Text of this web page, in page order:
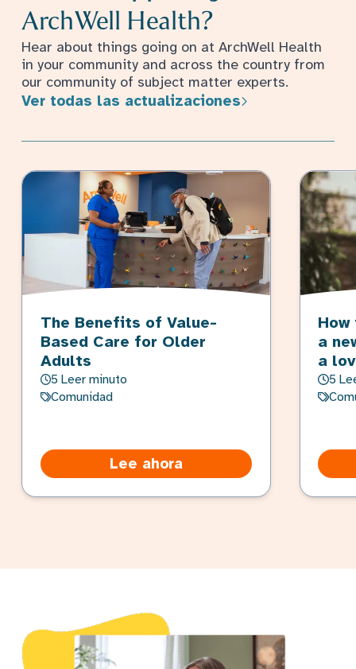
ArchWell Health?
Hear about things going on at ArchWell Health
in your community and across the country from
our community of subject matter experts.
Ver todas las actualizaciones
The Benefits of Value-
Based Care for Older
Adults
5 Leer minuto
Comunidad
Lee ahora
a
a
5